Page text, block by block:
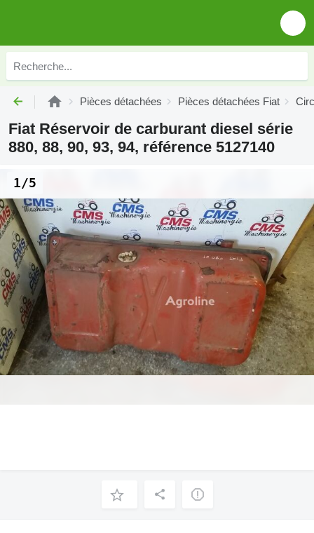
Pièces détachées Pièces détachées Fiat
Fiat Réservoir de carburant diesel série
880, 88, 90, 93, 94, référence 5127140
1/5